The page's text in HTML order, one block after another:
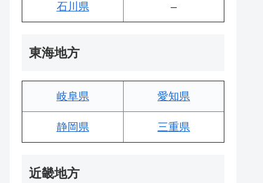
石川県 –
東海地方
岐阜県 愛知県
静岡県 三重県
近畿地方